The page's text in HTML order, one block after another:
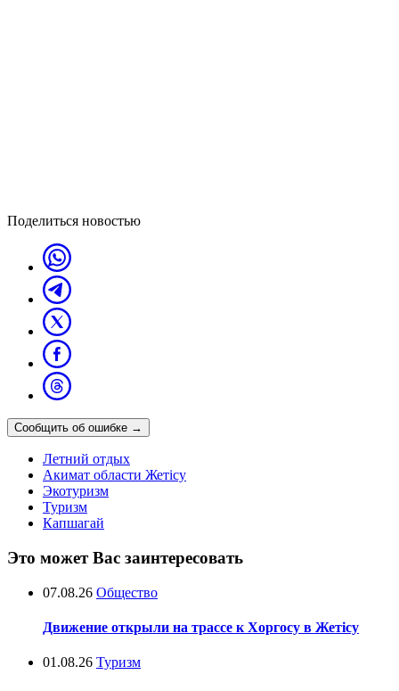
Поделиться новостью
Сообщить об ошибке →
Летний отдых
Акимат области Жетісу
Экотуризм
Туризм
Капшагай
Это может Вас заинтересовать
07.08.26 Общество
Движение открыли на трассе к Хоргосу в Жетісу
01.08.26 Туризм